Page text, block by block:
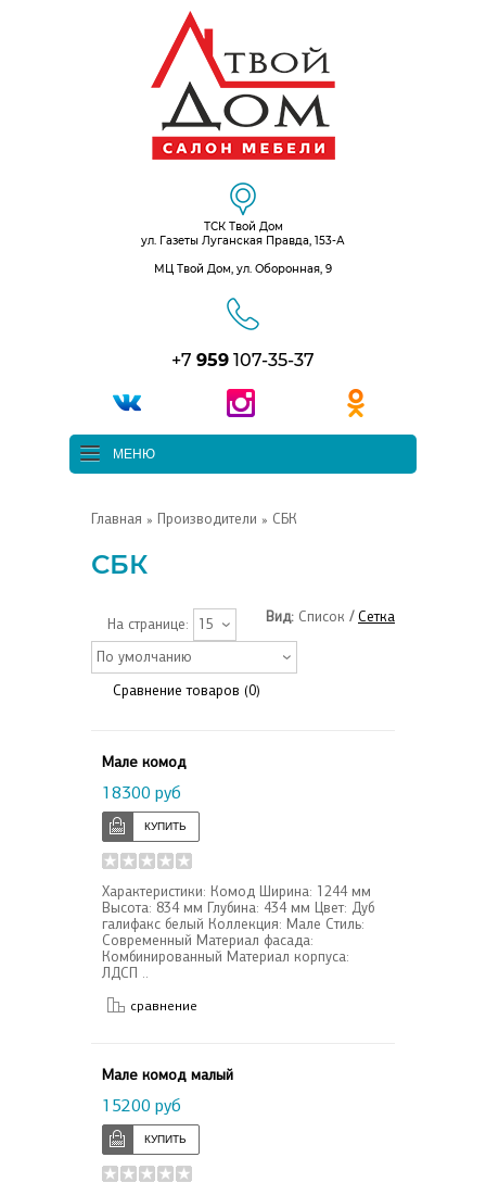
ТСК Твой Дом
ул. Газеты Луганская Правда, 153-А
МЦ Твой Дом, ул. Оборонная, 9
+7 959 107-35-37
МЕНЮ
Главная » Производители » СБК
СБК
Вид: Список / Сетка
На странице:
15
По умолчанию
Сравнение товаров (0)
Мале комод
18300 руб
Характеристики: Комод Ширина: 1244 мм
Высота: 834 мм Глубина: 434 мм Цвет: Дуб
галифакс белый Коллекция: Мале Стиль:
Современный Материал фасада:
Комбинированный Материал корпуса:
ЛДСП ..
сравнение
Мале комод малый
15200 руб